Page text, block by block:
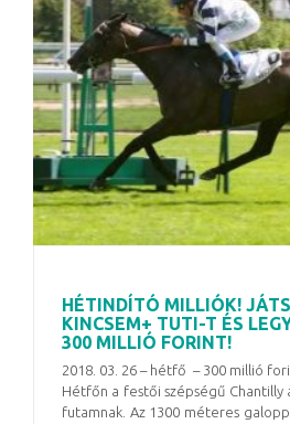
HÉTINDÍTÓ MILLIÓK!
KINCSEM+ TUTI-T ÉS
300 MILLIÓ FORINT!
2018. 03. 26 – hétfő – 300 millió
Hétfőn a festői szépségű Chantilly
futamnak. Az 1300 méteres